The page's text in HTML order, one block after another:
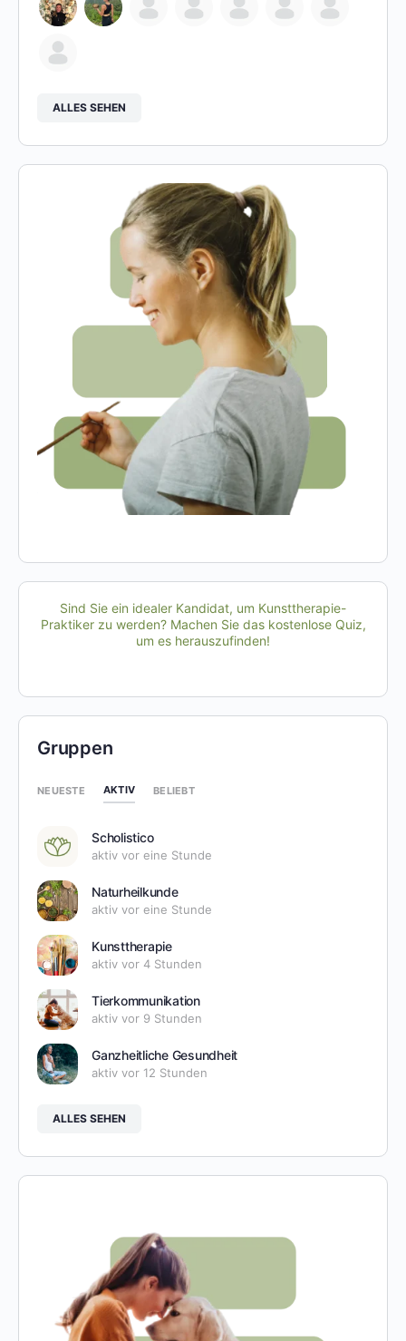
ALLES SEHEN
Sind Sie ein idealer Kandidat, um Kunsttherapie-
Praktiker zu werden? Machen Sie das kostenlose Quiz,
um es herauszufinden!
Gruppen
NEUESTE AKTIV BELIEBT
Scholistico
aktiv vor eine Stunde
Naturheilkunde
aktiv vor eine Stunde
Kunsttherapie
aktiv vor 4 Stunden
Tierkommunikation
aktiv vor 9 Stunden
Ganzheitliche Gesundheit
aktiv vor 12 Stunden
ALLES SEHEN